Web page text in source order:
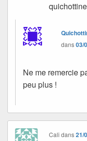
quichottine
dans03/
Ne me remercie
peu plus !
Cali dans21/